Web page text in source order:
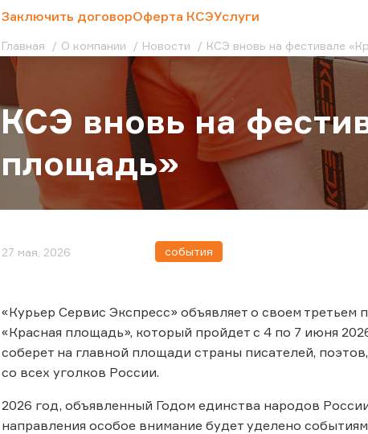
Заключить договорОферта КСЭУслуги
Главная О компании Новости КСЭ вновь на фестивале
КСЭ вновь на
площадь»
27 мая, 2026 события
«Курьер Сервис Экспресс» объявляет о своем
«Красная площадь», который пройдет с 4 по 7 июня
соберет на главной площади страны писателей,
со всех уголков России.
2026 год, объявленный Годом единства народов
направления особое внимание будет уделено